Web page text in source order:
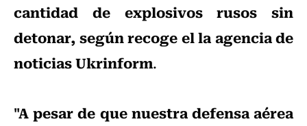
cantidad de explosivos rusos sin
detonar, según recoge el la agencia de
noticias Ukrinform.
"A pesar de que nuestra defensa aérea